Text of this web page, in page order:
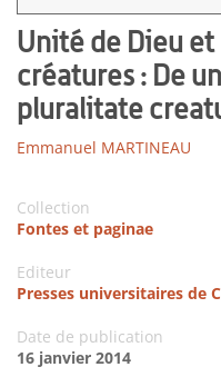
Unité de Dieu
créatures : De
pluralitate
Emmanuel MARTINEAU
Collection
Fontes et paginae
Editeur
Presses universitaires de
Date de publication
16 janvier 2014